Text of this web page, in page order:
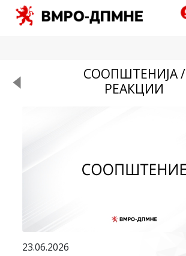
СООПШТЕНИЈА /
РЕАКЦИИ
23.06.2026